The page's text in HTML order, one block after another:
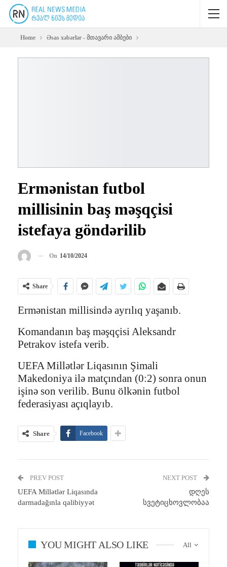
Home Əsas xəbərlər - მთავარი ამბები
Ermənistan futbol
millisinin baş məşqçisi
istefaya göndərilib
On 14/10/2024
Share
Ermənistan millisində ayrılıq yaşanıb.
Komandanın baş məşqçisi Aleksandr
Petrakov istefa verib.
UEFA Millətlər Liqasının Şimali
Makedoniya ilə matçından (0:2) sonra onun
işinə son verilib. Bunu ölkənin futbol
federasiyası açıqlayıb.
Share Facebook
PREV POST
UEFA Millətlər Liqasında
darmadağınla qalibiyyət
NEXT POST
დღეს
სვეტიცხოვლობაა
All
YOU MIGHT ALSO LIKE